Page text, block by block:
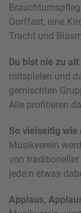
Dorffest, eine
Tracht und
Du bist nie zu
mitspielen und
gemischten
Alle profitieren
So vielseitig
Musikverein
von
jede:n etwas
Applaus,